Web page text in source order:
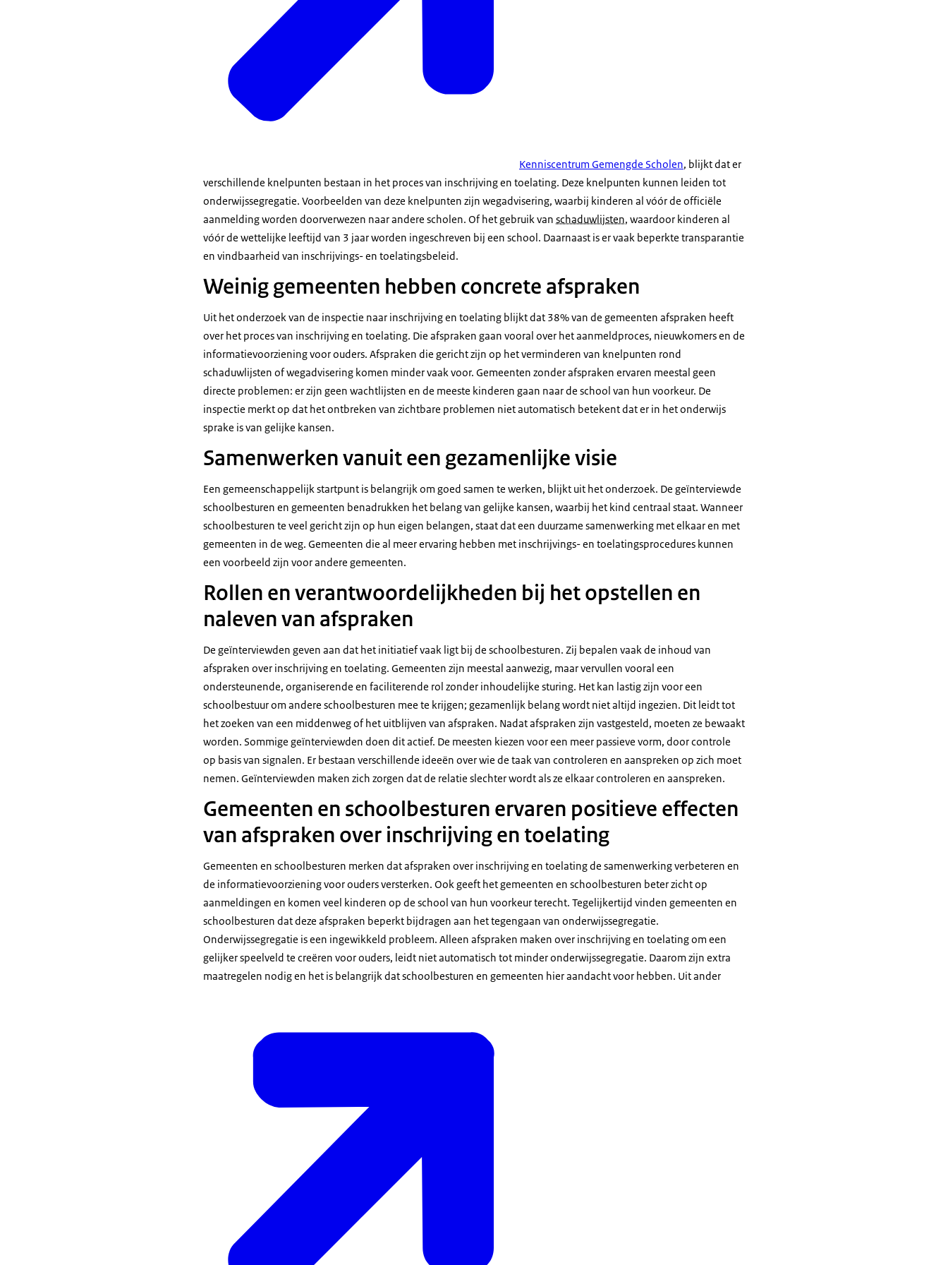
Kenniscentrum Gemengde Scholen, blijkt dat er
verschillende knelpunten bestaan in het proces van inschrijving en toelating. Deze knelpunten kunnen leiden tot
onderwijssegregatie. Voorbeelden van deze knelpunten zijn wegadvisering, waarbij kinderen al vóór de officiële
aanmelding worden doorverwezen naar andere scholen. Of het gebruik van schaduwlijsten, waardoor kinderen al
vóór de wettelijke leeftijd van 3 jaar worden ingeschreven bij een school. Daarnaast is er vaak beperkte transparantie
en vindbaarheid van inschrijvings- en toelatingsbeleid.
Weinig gemeenten hebben concrete afspraken
Uit het onderzoek van de inspectie naar inschrijving en toelating blijkt dat 38% van de gemeenten afspraken heeft
over het proces van inschrijving en toelating. Die afspraken gaan vooral over het aanmeldproces, nieuwkomers en de
informatievoorziening voor ouders. Afspraken die gericht zijn op het verminderen van knelpunten rond
schaduwlijsten of wegadvisering komen minder vaak voor. Gemeenten zonder afspraken ervaren meestal geen
directe problemen: er zijn geen wachtlijsten en de meeste kinderen gaan naar de school van hun voorkeur. De
inspectie merkt op dat het ontbreken van zichtbare problemen niet automatisch betekent dat er in het onderwijs
sprake is van gelijke kansen.
Samenwerken vanuit een gezamenlijke visie
Een gemeenschappelijk startpunt is belangrijk om goed samen te werken, blijkt uit het onderzoek. De geïnterviewde
schoolbesturen en gemeenten benadrukken het belang van gelijke kansen, waarbij het kind centraal staat. Wanneer
schoolbesturen te veel gericht zijn op hun eigen belangen, staat dat een duurzame samenwerking met elkaar en met
gemeenten in de weg. Gemeenten die al meer ervaring hebben met inschrijvings- en toelatingsprocedures kunnen
een voorbeeld zijn voor andere gemeenten.
Rollen en verantwoordelijkheden bij het opstellen en
naleven van afspraken
De geïnterviewden geven aan dat het initiatief vaak ligt bij de schoolbesturen. Zij bepalen vaak de inhoud van
afspraken over inschrijving en toelating. Gemeenten zijn meestal aanwezig, maar vervullen vooral een
ondersteunende, organiserende en faciliterende rol zonder inhoudelijke sturing. Het kan lastig zijn voor een
schoolbestuur om andere schoolbesturen mee te krijgen; gezamenlijk belang wordt niet altijd ingezien. Dit leidt tot
het zoeken van een middenweg of het uitblijven van afspraken. Nadat afspraken zijn vastgesteld, moeten ze bewaakt
worden. Sommige geïnterviewden doen dit actief. De meesten kiezen voor een meer passieve vorm, door controle
op basis van signalen. Er bestaan verschillende ideeën over wie de taak van controleren en aanspreken op zich moet
nemen. Geïnterviewden maken zich zorgen dat de relatie slechter wordt als ze elkaar controleren en aanspreken.
Gemeenten en schoolbesturen ervaren positieve effecten
van afspraken over inschrijving en toelating
Gemeenten en schoolbesturen merken dat afspraken over inschrijving en toelating de samenwerking verbeteren en
de informatievoorziening voor ouders versterken. Ook geeft het gemeenten en schoolbesturen beter zicht op
aanmeldingen en komen veel kinderen op de school van hun voorkeur terecht. Tegelijkertijd vinden gemeenten en
schoolbesturen dat deze afspraken beperkt bijdragen aan het tegengaan van onderwijssegregatie.
Onderwijssegregatie is een ingewikkeld probleem. Alleen afspraken maken over inschrijving en toelating om een
gelijker speelveld te creëren voor ouders, leidt niet automatisch tot minder onderwijssegregatie. Daarom zijn extra
maatregelen nodig en het is belangrijk dat schoolbesturen en gemeenten hier aandacht voor hebben. Uit ander